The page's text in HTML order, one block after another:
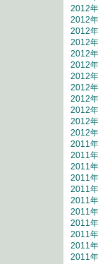
2012
2012
2012
2012
2012
2012
2012
2012
2012
2012
2012
2012
2011
2011
2011
2011
2011
2011
2011
2011
2011
2011
2011